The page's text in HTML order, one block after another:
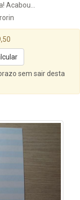
Acabou...
sem sair desta